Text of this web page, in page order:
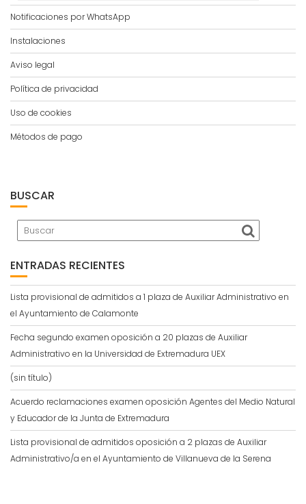
Notificaciones por WhatsApp
Instalaciones
Aviso legal
Política de privacidad
Uso de cookies
Métodos de pago
BUSCAR
ENTRADAS RECIENTES
Lista provisional de admitidos a 1 plaza de Auxiliar Administrativo en
el Ayuntamiento de Calamonte
Fecha segundo examen oposición a 20 plazas de Auxiliar
Administrativo en la Universidad de Extremadura UEX
(sin título)
Acuerdo reclamaciones examen oposición Agentes del Medio Natural
y Educador de la Junta de Extremadura
Lista provisional de admitidos oposición a 2 plazas de Auxiliar
Administrativo/a en el Ayuntamiento de Villanueva de la Serena